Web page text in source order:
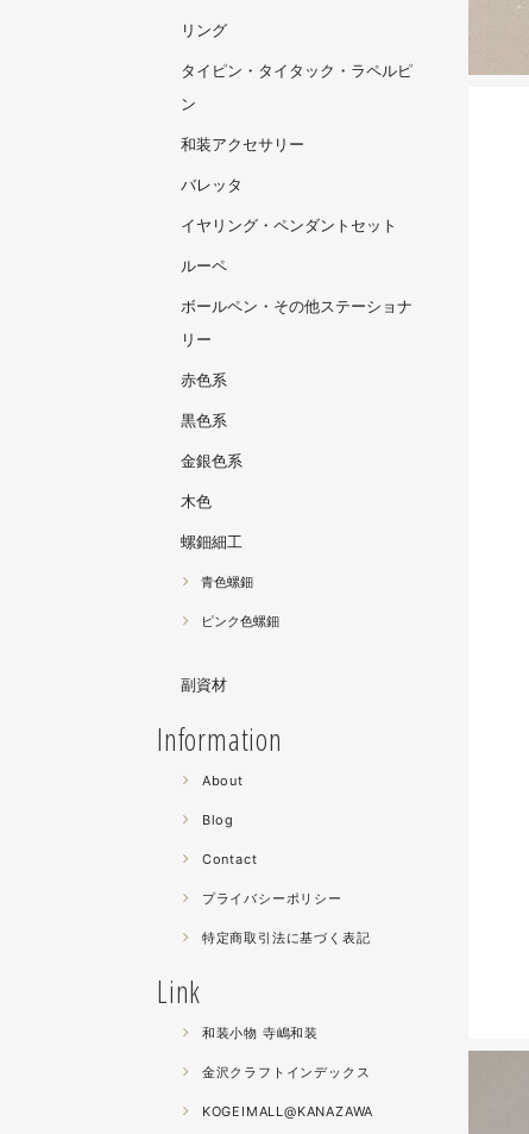
リング
タイピン・タイタック・ラペルピ
ン
和装アクセサリー
バレッタ
イヤリング・ペンダントセット
ルーペ
ボールペン・その他ステーショナ
リー
赤色系
黒色系
金銀色系
木色
螺鈿細工
青色螺鈿
ピンク色螺鈿
副資材
Information
About
Blog
Contact
プライバシーポリシー
特定商取引法に基づく表記
Link
和装小物 寺嶋和装
金沢クラフトインデックス
KOGEIMALL@KANAZAWA